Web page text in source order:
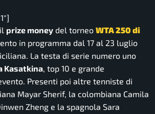
prize money del torneo WTA 250 di
in programma dal 17 al 23 luglio
La testa di serie numero uno
Kasatkina, top 10 e grande
Presenti poi altre tenniste di
Mayar Sherif, la colombiana Camila
Zheng e la spagnola Sara